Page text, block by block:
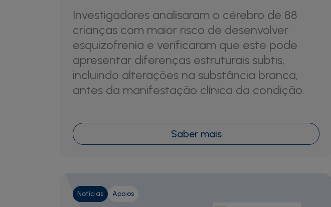
Investigadores analisaram o cérebro de 88
crianças com maior risco de desenvolver
esquizofrenia e verificaram que este pode
apresentar diferenças estruturais subtis,
incluindo alterações na substância branca,
antes da manifestação clínica da condição.
Saber mais
Notícias Apoios